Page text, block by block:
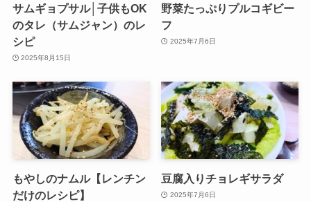
サムギョプサル│子供もOK
のタレ（サムジャン）のレ
シピ
2025年8月15日
野菜たっぷりプルコギビー
フ
2025年7月6日
もやしのナムル【レンチン
だけのレシピ】
豆腐入りチョレギサラダ
2025年7月6日